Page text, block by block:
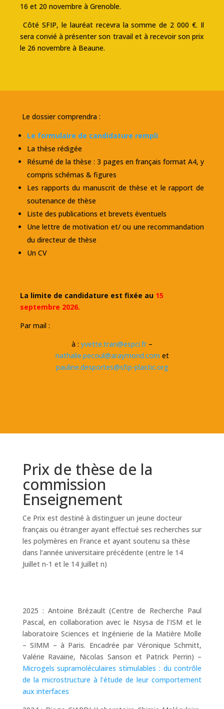
16 et 20 novembre à Grenoble.
Côté SFIP, le lauréat recevra la somme de 2 000 €. Il
sera convié à présenter son travail et à recevoir son prix
le 26 novembre à Beaune.
Le dossier comprendra :
Le formulaire de candidature rempli
La thèse rédigée
Résumé de la thèse : 3 pages en français format A4, y
compris schémas & figures
Les rapports du manuscrit de thèse et le rapport de
soutenance de thèse
Liste des publications et brevets éventuels
Une lettre de motivation et/ ou une recommandation
du directeur de thèse
Un CV
La limite de candidature est fixée au 15
septembre 2026.
Par mail :
à : yvette.tran@espci.fr–
nathalie.pecoul@araymond.comet
pauline.desportes@sfip-plastic.org
Prix de thèse de la
commission
Enseignement
Ce Prix est destiné à distinguer un jeune docteur
français ou étranger ayant effectué ses recherches sur
les polymères en France et ayant soutenu sa thèse
dans l’année universitaire précédente (entre le 14
Juillet n-1 et le 14 Juillet n)
2025 : Antoine Brézault (Centre de Recherche Paul
Pascal, en collaboration avec le Nsysa de l’ISM et le
laboratoire Sciences et Ingénierie de la Matière Molle
– SIMM – à Paris. Encadrée par Véronique Schmitt,
Valérie Ravaine, Nicolas Sanson et Patrick Perrin) –
Microgels supramoléculaires stimulables : du contrôle
de la microstructure à l’étude de leur comportement
aux interfaces